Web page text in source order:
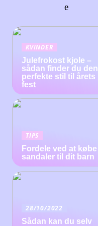
e
KVINDER
Julefrokost kjole –
sådan finder du den
perfekte stil til årets
fest
TIPS
Fordele ved at købe
sandaler til dit barn
28/10/2022
Sådan kan du selv